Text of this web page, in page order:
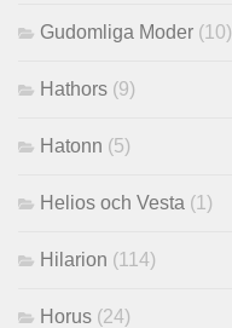
Gudomliga Moder (10)
Hathors (9)
Hatonn (5)
Helios och Vesta (1)
Hilarion (114)
Horus (24)